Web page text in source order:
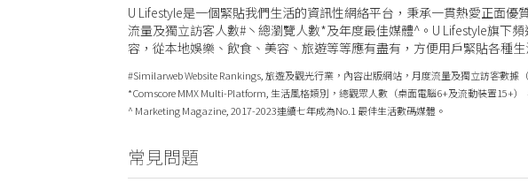
U Lifestyle是一個緊貼我們生活的資訊性網絡平台，秉承一貫熱愛正面
流量及獨立訪客人數#丶總瀏覽人數*及年度最佳媒體^。U Lifestyle旗下
容，從本地娛樂、飲食、美容、旅遊等等應有盡有，方便用戶緊貼各種
#Similarweb Website Rankings, 旅遊及觀光行業，內容出版網站，月度流量及獨立訪客數據
*Comscore MMX Multi-Platform, 生活風格類別，總觀眾人數（桌面電腦6+及流動裝置15+）
^ Marketing Magazine, 2017-2023連續七年成為No.1 最佳生活數碼媒體。
常見問題